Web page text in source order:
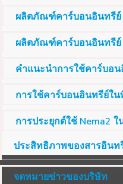
ผลิตภัณฑ์คาร์บอนอินทรีย์
ผลิตภัณฑ์คาร์บอนอินทรีย์
คำแนะนำการใช้คาร์บอ
การใช้คาร์บอนอินทรีย์ใ
การประยุกต์ใช้ Nema2
ประสิทธิภาพของสารอินท
จดหมายข่าวของบริษัท